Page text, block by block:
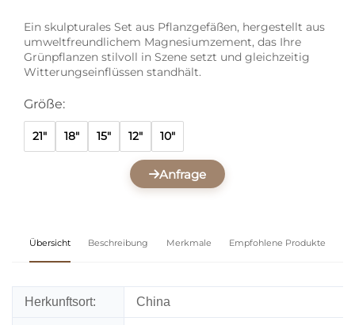
Ein skulpturales Set aus Pflanzgefäßen, hergestellt aus
umweltfreundlichem Magnesiumzement, das Ihre
Grünpflanzen stilvoll in Szene setzt und gleichzeitig
Witterungseinflüssen standhält.
Größe:
21" 18" 15" 12" 10"
Anfrage
Übersicht Beschreibung Merkmale Empfohlene Produkte
Herkunftsort: China